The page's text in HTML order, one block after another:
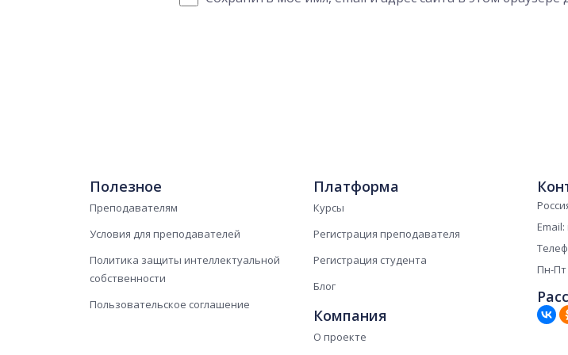
Полезное
Преподавателям
Условия для преподавателей
Политика защиты интеллектуальной
собственности
Пользовательское соглашение
Платформа
Курсы
Регистрация преподавателя
Регистрация студента
Блог
Компания
О проекте
Пн-Пт